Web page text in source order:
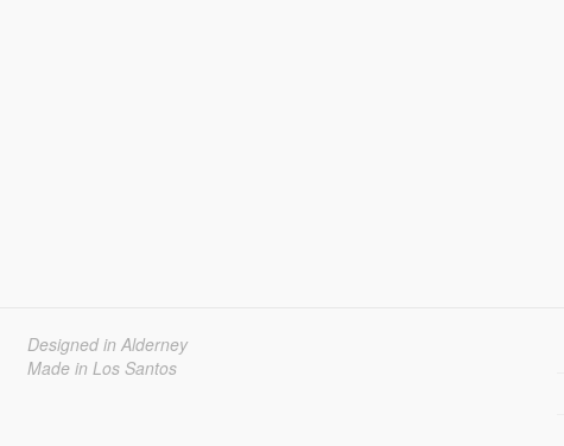
Designed in Alderney
Made in Los Santos